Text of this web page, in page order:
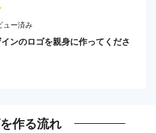
ュー済み
ンのロゴを親身に作ってくださ
作る流れ